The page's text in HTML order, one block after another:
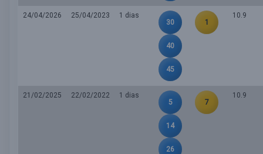
24/04/2026 25/04/2023
1 dias
30
40
45
1
10.9
21/02/2025 22/02/2022
1 dias
5
14
26
7
10.9